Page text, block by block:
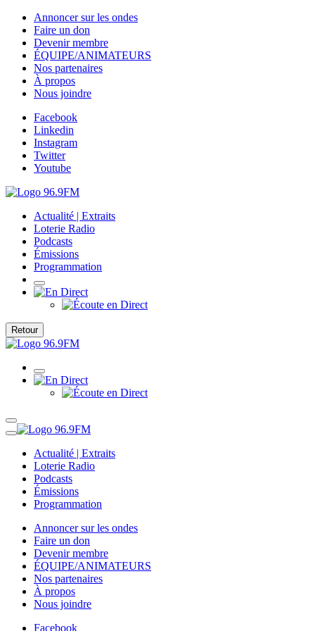
Annoncer sur les ondes
Faire un don
Devenir membre
ÉQUIPE/ANIMATEURS
Nos partenaires
À propos
Nous joindre
Facebook
Linkedin
Instagram
Twitter
Youtube
Actualité | Extraits
Loterie Radio
Podcasts
Émissions
Programmation
Retour
Actualité | Extraits
Loterie Radio
Podcasts
Émissions
Programmation
Annoncer sur les ondes
Faire un don
Devenir membre
ÉQUIPE/ANIMATEURS
Nos partenaires
À propos
Nous joindre
Facebook